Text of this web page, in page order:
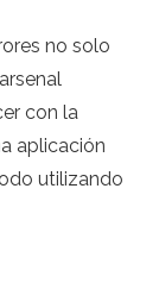
no solo
con la
aplicación
utilizando